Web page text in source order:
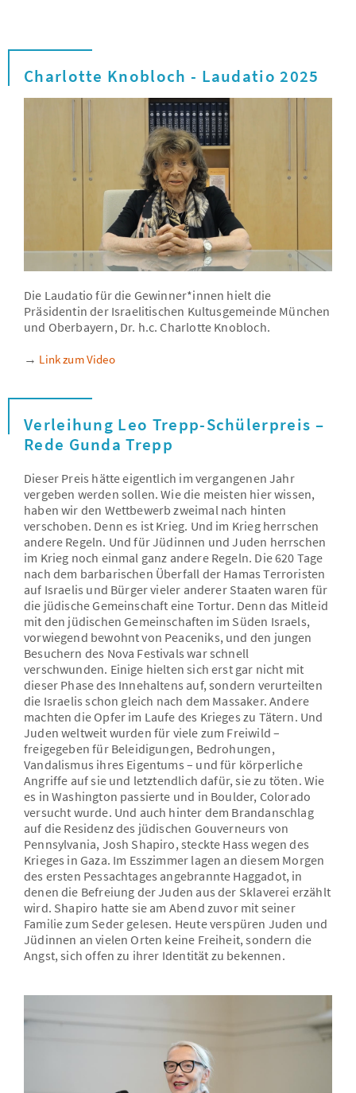
Charlotte Knobloch - Laudatio 2025
Die Laudatio für die Gewinner*innen hielt die
Präsidentin der Israelitischen Kultusgemeinde München
und Oberbayern, Dr. h.c. Charlotte Knobloch.
→ Link zum Video
Verleihung Leo Trepp-Schülerpreis –
Rede Gunda Trepp
Dieser Preis hätte eigentlich im vergangenen Jahr
vergeben werden sollen. Wie die meisten hier wissen,
haben wir den Wettbewerb zweimal nach hinten
verschoben. Denn es ist Krieg. Und im Krieg herrschen
andere Regeln. Und für Jüdinnen und Juden herrschen
im Krieg noch einmal ganz andere Regeln. Die 620 Tage
nach dem barbarischen Überfall der Hamas Terroristen
auf Israelis und Bürger vieler anderer Staaten waren für
die jüdische Gemeinschaft eine Tortur. Denn das Mitleid
mit den jüdischen Gemeinschaften im Süden Israels,
vorwiegend bewohnt von Peaceniks, und den jungen
Besuchern des Nova Festivals war schnell
verschwunden. Einige hielten sich erst gar nicht mit
dieser Phase des Innehaltens auf, sondern verurteilten
die Israelis schon gleich nach dem Massaker. Andere
machten die Opfer im Laufe des Krieges zu Tätern. Und
Juden weltweit wurden für viele zum Freiwild –
freigegeben für Beleidigungen, Bedrohungen,
Vandalismus ihres Eigentums – und für körperliche
Angriffe auf sie und letztendlich dafür, sie zu töten. Wie
es in Washington passierte und in Boulder, Colorado
versucht wurde. Und auch hinter dem Brandanschlag
auf die Residenz des jüdischen Gouverneurs von
Pennsylvania, Josh Shapiro, steckte Hass wegen des
Krieges in Gaza. Im Esszimmer lagen an diesem Morgen
des ersten Pessachtages angebrannte Haggadot, in
denen die Befreiung der Juden aus der Sklaverei erzählt
wird. Shapiro hatte sie am Abend zuvor mit seiner
Familie zum Seder gelesen. Heute verspüren Juden und
Jüdinnen an vielen Orten keine Freiheit, sondern die
Angst, sich offen zu ihrer Identität zu bekennen.